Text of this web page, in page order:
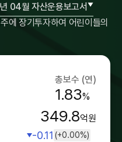
에 장기투자하여 어린이들의
04월 자산운용보고서
총보수 (연)
1.83%
349.8억원
-0.11 (+0.00%)